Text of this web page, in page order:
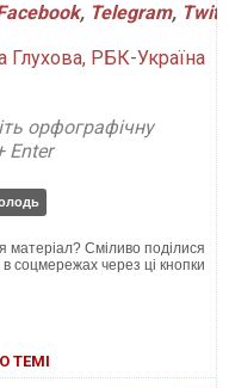
, Telegram,
Глухова, РБК-Україна
орфографічну
Enter
матеріал? Сміливо поділися
соцмережах через ці кнопки
ТЕМІ